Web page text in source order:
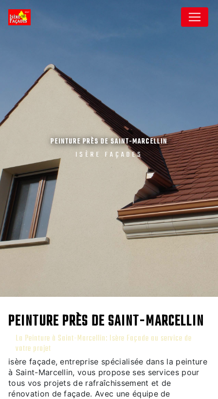
PEINTURE PRÈS DE SAINT-MARCELLIN
ISÈRE FAÇADES
PEINTURE PRÈS DE SAINT-MARCELLIN
La Peinture à Saint-Marcellin: Isère Façade au service de
votre projet
isère façade, entreprise spécialisée dans la peinture
à Saint-Marcellin, vous propose ses services pour
tous vos projets de rafraîchissement et de
rénovation de façade. Avec une équipe de